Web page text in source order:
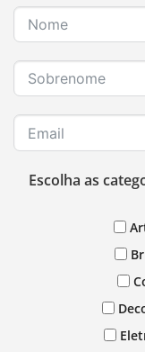
Escolha as